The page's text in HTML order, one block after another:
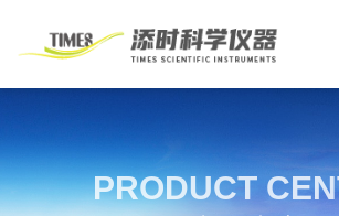
PRODUCT